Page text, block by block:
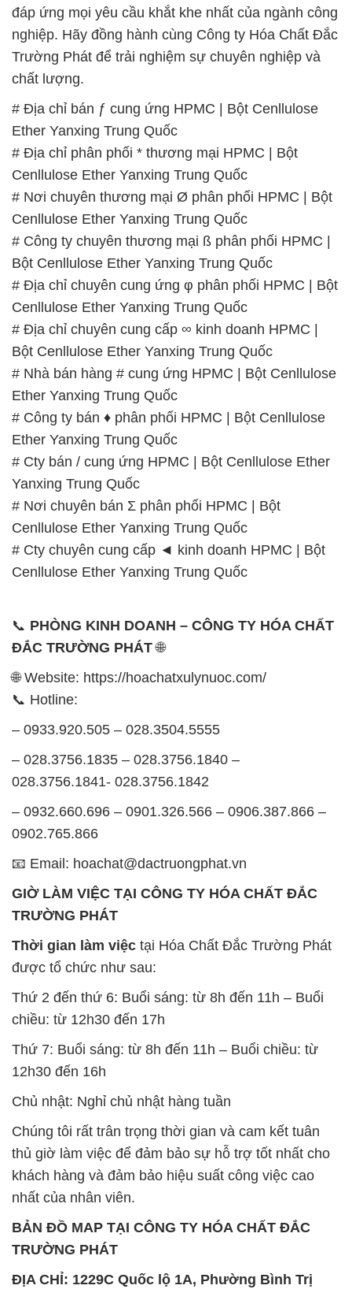
đáp ứng mọi yêu cầu khắt khe nhất của ngành công
nghiệp. Hãy đồng hành cùng Công ty Hóa Chất Đắc
Trường Phát để trải nghiệm sự chuyên nghiệp và
chất lượng.
# Địa chỉ bán ƒ cung ứng HPMC | Bột Cenllulose
Ether Yanxing Trung Quốc
# Địa chỉ phân phối * thương mại HPMC | Bột
Cenllulose Ether Yanxing Trung Quốc
# Nơi chuyên thương mại Ø phân phối HPMC | Bột
Cenllulose Ether Yanxing Trung Quốc
# Công ty chuyên thương mại ß phân phối HPMC |
Bột Cenllulose Ether Yanxing Trung Quốc
# Địa chỉ chuyên cung ứng φ phân phối HPMC | Bột
Cenllulose Ether Yanxing Trung Quốc
# Địa chỉ chuyên cung cấp ∞ kinh doanh HPMC |
Bột Cenllulose Ether Yanxing Trung Quốc
# Nhà bán hàng # cung ứng HPMC | Bột Cenllulose
Ether Yanxing Trung Quốc
# Công ty bán ♦ phân phối HPMC | Bột Cenllulose
Ether Yanxing Trung Quốc
# Cty bán / cung ứng HPMC | Bột Cenllulose Ether
Yanxing Trung Quốc
# Nơi chuyên bán Σ phân phối HPMC | Bột
Cenllulose Ether Yanxing Trung Quốc
# Cty chuyên cung cấp ◄ kinh doanh HPMC | Bột
Cenllulose Ether Yanxing Trung Quốc
📞 PHÒNG KINH DOANH – CÔNG TY HÓA CHẤT
ĐẮC TRƯỜNG PHÁT🌐
🌐 Website: https://hoachatxulynuoc.com/
📞 Hotline:
– 0933.920.505 – 028.3504.5555
– 028.3756.1835 – 028.3756.1840 –
028.3756.1841- 028.3756.1842
– 0932.660.696 – 0901.326.566 – 0906.387.866 –
0902.765.866
📧 Email: hoachat@dactruongphat.vn
GIỜ LÀM VIỆC TẠI CÔNG TY HÓA CHẤT ĐẮC
TRƯỜNG PHÁT
Thời gian làm việc tại Hóa Chất Đắc Trường Phát
được tổ chức như sau:
Thứ 2 đến thứ 6: Buổi sáng: từ 8h đến 11h – Buổi
chiều: từ 12h30 đến 17h
Thứ 7: Buổi sáng: từ 8h đến 11h – Buổi chiều: từ
12h30 đến 16h
Chủ nhật: Nghỉ chủ nhật hàng tuần
Chúng tôi rất trân trọng thời gian và cam kết tuân
thủ giờ làm việc để đảm bảo sự hỗ trợ tốt nhất cho
khách hàng và đảm bảo hiệu suất công việc cao
nhất của nhân viên.
BẢN ĐỒ MAP TẠI CÔNG TY HÓA CHẤT ĐẮC
TRƯỜNG PHÁT
ĐỊA CHỈ: 1229C Quốc lộ 1A, Phường Bình Trị